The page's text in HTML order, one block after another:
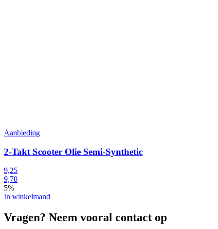
Aanbieding
2-Takt Scooter Olie Semi-Synthetic
9,25
9,70
5%
In winkelmand
Vragen? Neem vooral contact op